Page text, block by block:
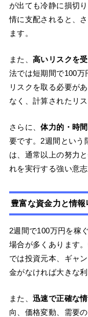
が出ても冷静に損切
情に支配されると、
ます。
また、高いリスクを
法では短期間で100
リスクを取る必要が
なく、計算されたリ
さらに、体力的・時
要です。2週間という
は、通常以上の努力
れを実行する強い意志
豊富な資金力と情
2週間で100万円を稼
場合が多くあります
では投資元本、ギャ
金がなければ大きな
また、迅速で正確な
向、価格変動、需要